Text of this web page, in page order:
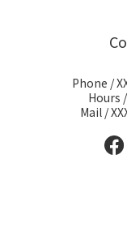
Phone /
Hours /
Mail /